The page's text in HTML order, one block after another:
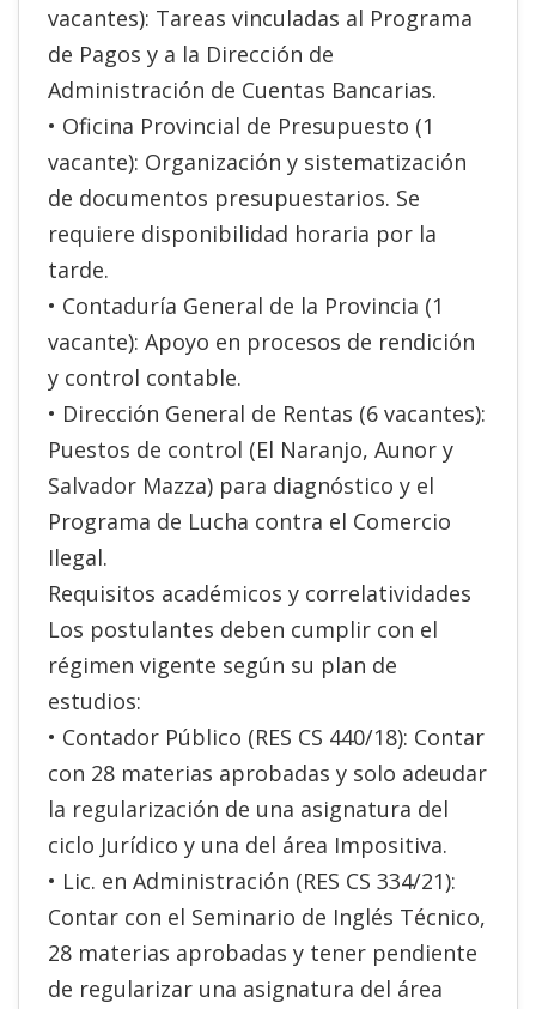
vacantes): Tareas vinculadas al Programa
de Pagos y a la Dirección de
Administración de Cuentas Bancarias.
• Oficina Provincial de Presupuesto (1
vacante): Organización y sistematización
de documentos presupuestarios. Se
requiere disponibilidad horaria por la
tarde.
• Contaduría General de la Provincia (1
vacante): Apoyo en procesos de rendición
y control contable.
• Dirección General de Rentas (6 vacantes):
Puestos de control (El Naranjo, Aunor y
Salvador Mazza) para diagnóstico y el
Programa de Lucha contra el Comercio
Ilegal.
Requisitos académicos y correlatividades
Los postulantes deben cumplir con el
régimen vigente según su plan de
estudios:
• Contador Público (RES CS 440/18): Contar
con 28 materias aprobadas y solo adeudar
la regularización de una asignatura del
ciclo Jurídico y una del área Impositiva.
• Lic. en Administración (RES CS 334/21):
Contar con el Seminario de Inglés Técnico,
28 materias aprobadas y tener pendiente
de regularizar una asignatura del área